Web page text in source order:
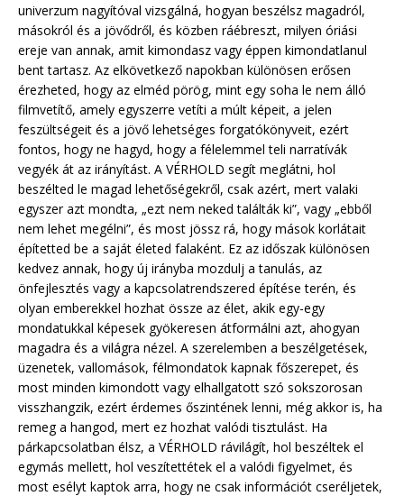
univerzum nagyítóval vizsgálná, hogyan beszélsz magadról,
másokról és a jövődről, és közben ráébreszt, milyen óriási
ereje van annak, amit kimondasz vagy éppen kimondatlanul
bent tartasz. Az elkövetkező napokban különösen erősen
érezheted, hogy az elméd pörög, mint egy soha le nem álló
filmvetítő, amely egyszerre vetíti a múlt képeit, a jelen
feszültségeit és a jövő lehetséges forgatókönyveit, ezért
fontos, hogy ne hagyd, hogy a félelemmel teli narratívák
vegyék át az irányítást. A VÉRHOLD segít meglátni, hol
beszélted le magad lehetőségekről, csak azért, mert valaki
egyszer azt mondta, „ezt nem neked találták ki”, vagy „ebből
nem lehet megélni”, és most jössz rá, hogy mások korlátait
építetted be a saját életed falaként. Ez az időszak különösen
kedvez annak, hogy új irányba mozdulj a tanulás, az
önfejlesztés vagy a kapcsolatrendszered építése terén, és
olyan emberekkel hozhat össze az élet, akik egy-egy
mondatukkal képesek gyökeresen átformálni azt, ahogyan
magadra és a világra nézel. A szerelemben a beszélgetések,
üzenetek, vallomások, félmondatok kapnak főszerepet, és
most minden kimondott vagy elhallgatott szó sokszorosan
visszhangzik, ezért érdemes őszintének lenni, még akkor is, ha
remeg a hangod, mert ez hozhat valódi tisztulást. Ha
párkapcsolatban élsz, a VÉRHOLD rávilágít, hol beszéltek el
egymás mellett, hol veszítettétek el a valódi figyelmet, és
most esélyt kaptok arra, hogy ne csak információt cseréljetek,